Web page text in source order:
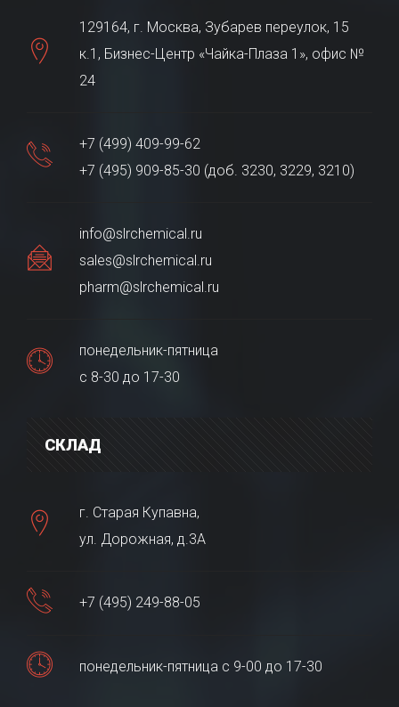
129164, г. Москва, Зубарев переулок, 15
к.1, Бизнес-Центр «Чайка-Плаза 1», офис №
24
+7 (499) 409-99-62
+7 (495) 909-85-30 (доб. 3230, 3229, 3210)
info@slrchemical.ru
sales@slrchemical.ru
pharm@slrchemical.ru
понедельник-пятница
с 8-30 до 17-30
СКЛАД
г. Старая Купавна,
ул. Дорожная, д.3А
+7 (495) 249-88-05
понедельник-пятница с 9-00 до 17-30